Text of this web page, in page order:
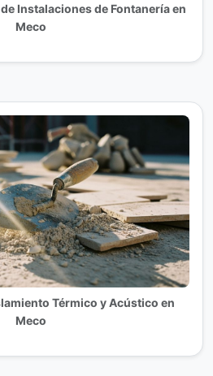
Instalaciones de Fontanería en
Meco
Térmico y Acústico en
Meco